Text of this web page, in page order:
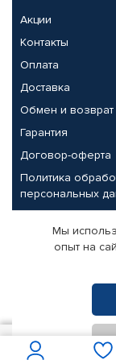
Акции
Контакты
Оплата
Доставка
Обмен и возврат
Гарантия
Договор-оферта
Политика
персональных
Партнерам
Корпоративным
Поставщикам
© КАМАЗ ЦЕНТР
Интернет-магазин
Мы
опыт на